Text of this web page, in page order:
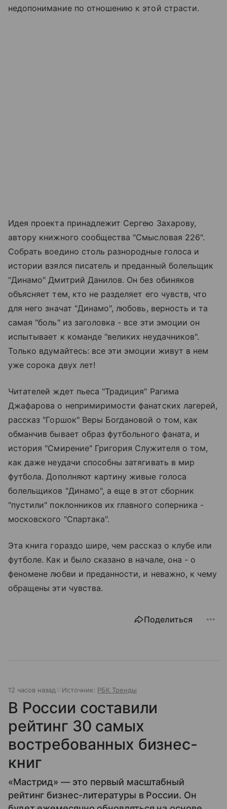
недопонимание по отношению к этой страсти.
Идея проекта принадлежит Сергею Захарову,
автору книжного сообщества "Смысловая 226".
Собрать воедино столь разнородные голоса и
истории взялся писатель и преданный болельщик
"Динамо" Дмитрий Данилов. Он без обиняков
объясняет тем, кто не разделяет его чувств, что
для него значат "Динамо", любовь, верность и та
самая "боль" из заголовка - все эти эмоции он
испытывает к команде "великих неудачников".
Только вдумайтесь: все эти эмоции живут в нем
уже сорока двух лет!
Читателей ждет пьеса "Традиция" Рагима
Джафарова о непримиримости фанатских лагерей,
рассказ "Горшок" Веры Богдановой о том, как
обманчив бывает образ футбольного фаната, и
история "Смирение" Григория Служителя о том,
как даже неудачи способны затягивать в мир
футбола. Дополняют картину живые голоса
болельщиков "Динамо", а еще в этот сборник
"пустили" поклонников их главного соперника -
московского "Спартака".
Эта книга гораздо шире, чем рассказ о клубе или
футболе. Как и было сказано в начале, она - о
феномене любви и преданности, и неважно, к чему
обращены эти чувства.
Поделиться
12 часов назад Источник: РБК Тренды
В России составили
рейтинг 30 самых
востребованных бизнес-
книг
«Мастрид» — это первый масштабный
рейтинг бизнес-литературы в России. Он